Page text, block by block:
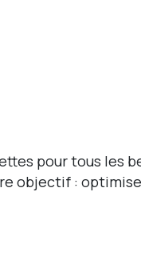
pour tous les
objectif :